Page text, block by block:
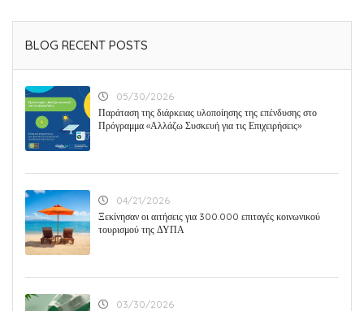
BLOG RECENT POSTS
05/30/2026
Παράταση της διάρκειας υλοποίησης της επένδυσης στο
Πρόγραμμα «Αλλάζω Συσκευή για τις Επιχειρήσεις»
04/21/2026
Ξεκίνησαν οι αιτήσεις για 300.000 επιταγές κοινωνικού
τουρισμού της ΔΥΠΑ
03/30/2026